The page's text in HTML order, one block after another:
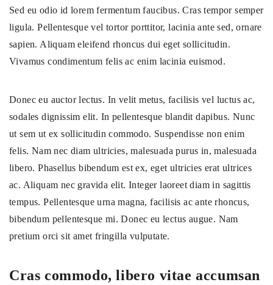
Sed eu odio id lorem fermentum faucibus. Cras tempor semper
ligula. Pellentesque vel tortor porttitor, lacinia ante sed, ornare
sapien. Aliquam eleifend rhoncus dui eget sollicitudin.
Vivamus condimentum felis ac enim lacinia euismod.
Donec eu auctor lectus. In velit metus, facilisis vel luctus ac,
sodales dignissim elit. In pellentesque blandit dapibus. Nunc
ut sem ut ex sollicitudin commodo. Suspendisse non enim
felis. Nam nec diam ultricies, malesuada purus in, malesuada
libero. Phasellus bibendum est ex, eget ultricies erat ultrices
ac. Aliquam nec gravida elit. Integer laoreet diam in sagittis
tempus. Pellentesque urna magna, facilisis ac ante rhoncus,
bibendum pellentesque mi. Donec eu lectus augue. Nam
pretium orci sit amet fringilla vulputate.
Cras commodo, libero vitae accumsan